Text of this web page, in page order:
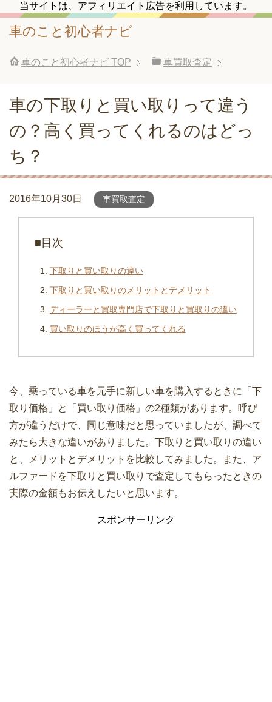
当サイトは、アフィリエイト広告を利用しています。
車のこと初心者ナビ
車のこと初心者ナビ TOP 車買取査定
車の下取りと買い取りって違う
の？高く買ってくれるのはどっ
ち？
2016年10月30日 車買取査定
■目次
下取りと買い取りの違い
下取りと買い取りのメリットとデメリット
ディーラーと買取専門店で下取りと買取りの違い
買い取りのほうが高く買ってくれる
今、乗っている車を元手に新しい車を購入するときに「下
取り価格」と「買い取り価格」の2種類があります。呼び
方が違うだけで、同じ意味だと思っていましたが、調べて
みたら大きな違いがありました。下取りと買い取りの違い
と、メリットとデメリットを比較してみました。また、ア
ルファードを下取りと買い取りで査定してもらったときの
実際の金額もお伝えしたいと思います。
スポンサーリンク